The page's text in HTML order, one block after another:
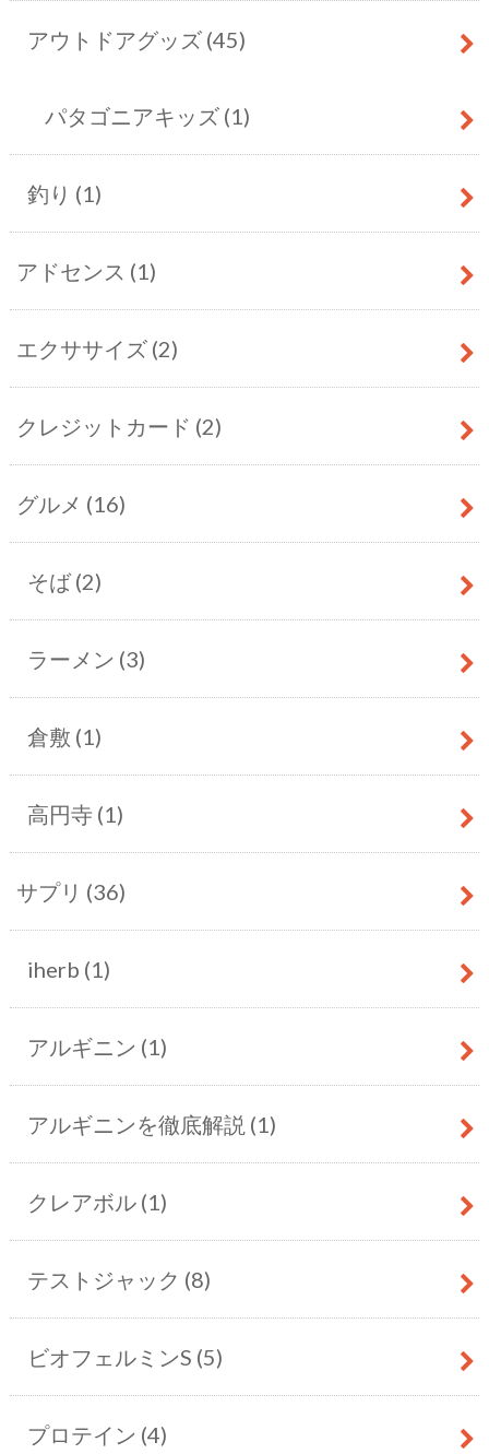
アウトドアグッズ (45)
パタゴニアキッズ (1)
釣り (1)
アドセンス (1)
エクササイズ (2)
クレジットカード (2)
グルメ (16)
そば(2)
ラーメン (3)
倉敷 (1)
高円寺 (1)
サプリ (36)
iherb (1)
アルギニン (1)
アルギニンを徹底解説 (1)
クレアボル (1)
テストジャック (8)
ビオフェルミンS (5)
プロテイン (4)